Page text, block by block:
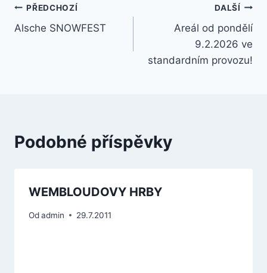
Navigace
pro
PŘEDCHOZÍ
Alsche SNOWFEST
DALŠÍ
Areál od pondělí
9.2.2026 ve
standardním provozu!
Podobné příspěvky
WEMBLOUDOVY HRBY
Odadmin 29.7.2011